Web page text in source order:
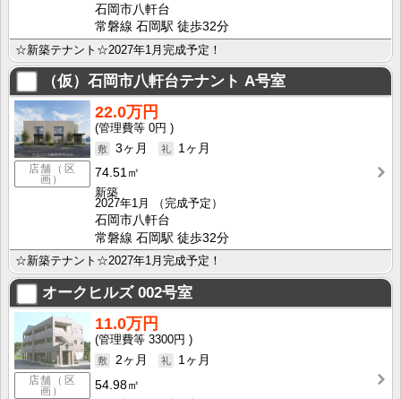
石岡市八軒台
常磐線 石岡駅 徒歩32分
☆新築テナント☆2027年1月完成予定！
（仮）石岡市八軒台テナント A号室
店舗（区
画）
22.0万円
0円
3ヶ月
1ヶ月
74.51㎡
新築
2027年1月
（完成予定）
石岡市八軒台
常磐線 石岡駅 徒歩32分
☆新築テナント☆2027年1月完成予定！
オークヒルズ002号室
店舗（区
画）
11.0万円
3300円
2ヶ月
1ヶ月
54.98㎡